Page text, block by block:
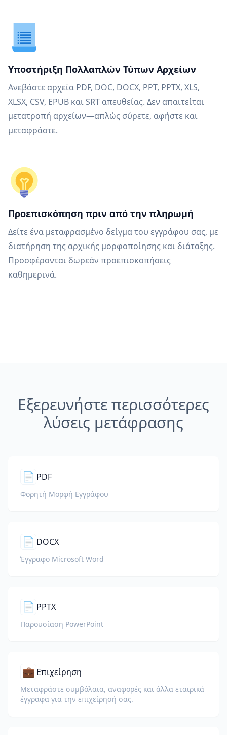
Υποστήριξη Πολλαπλών Τύπων Αρχείων
Ανεβάστε αρχεία PDF, DOC, DOCX, PPT, PPTX, XLS,
XLSX, CSV, EPUB και SRT απευθείας. Δεν απαιτείται
μετατροπή αρχείων—απλώς σύρετε, αφήστε και
μεταφράστε.
Προεπισκόπηση πριν από την πληρωμή
Δείτε ένα μεταφρασμένο δείγμα του εγγράφου σας, με
διατήρηση της αρχικής μορφοποίησης και διάταξης.
Προσφέρονται δωρεάν προεπισκοπήσεις
καθημερινά.
Εξερευνήστε περισσότερες
λύσεις μετάφρασης
📄 PDF
Φορητή Μορφή Εγγράφου
📄 DOCX
Έγγραφο Microsoft Word
📄 PPTX
Παρουσίαση PowerPoint
💼 Επιχείρηση
Μεταφράστε συμβόλαια, αναφορές και άλλα εταιρικά
έγγραφα για την επιχείρησή σας.